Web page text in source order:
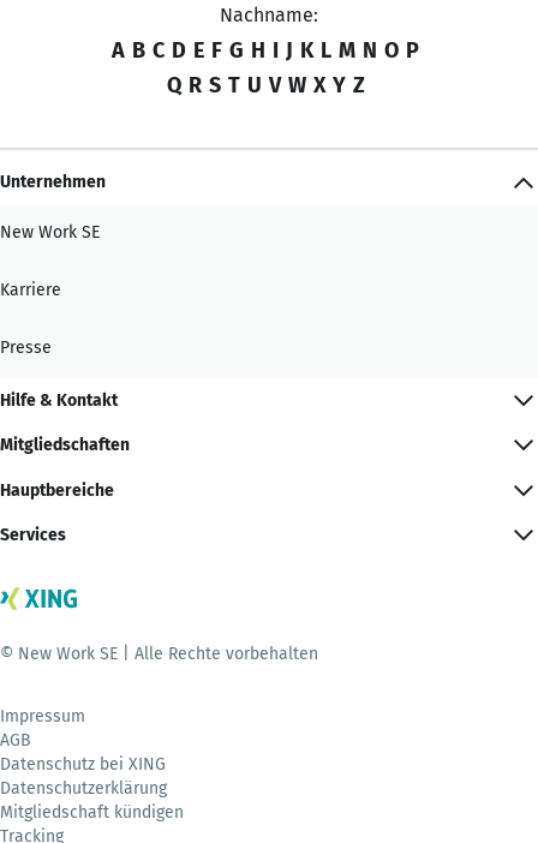
Nachname:
A B C D E F G H I J K L M N O P
Q R S T U V W X Y Z
Unternehmen
New Work SE
Karriere
Presse
Hilfe & Kontakt
Mitgliedschaften
Hauptbereiche
Services
© New Work SE | Alle Rechte vorbehalten
Impressum
AGB
Datenschutz bei XING
Datenschutzerklärung
Mitgliedschaft kündigen
Tracking